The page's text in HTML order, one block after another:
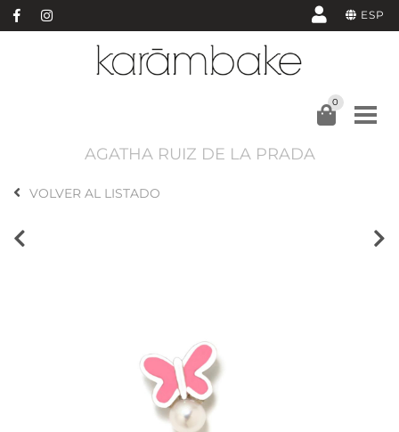
ESP
0
AGATHA RUIZ DE LA PRADA
VOLVER AL LISTADO